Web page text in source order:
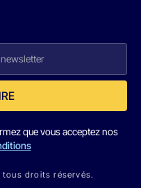
que vous acceptez nos
droits réservés.